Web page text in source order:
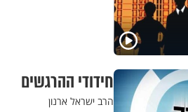
חידודי ההרגשים
הרב ישראל ארנון